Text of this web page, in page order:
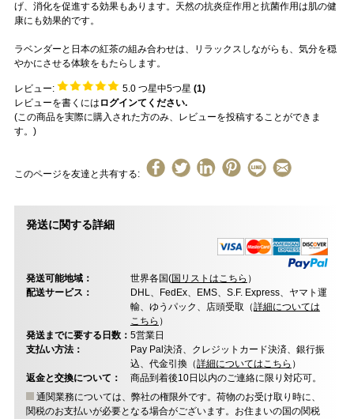
げ、消化を促進する効果もあります。天然の抗炎症作用と抗菌作用は肌の健
康にも効果的です。
ラベンダーと日本の紅茶の組み合わせは、リラックスしながらも、気分を穏
やかにさせる体験をもたらします。
レビュー: 5.0つ星中5つ星 (1)
レビューを書くには ログインてください.
(この商品を実際に購入された方のみ、レビューを投稿することができま
す。)
このページを友達と共有する:
発送に関する詳細
発送可能地域： 世界各国(国リストはこちら ）
配送サービス：
DHL、FedEx、EMS、S.F. Express、ヤマト運
輸、ゆうパック、店頭受取（詳細については
こちら ）
発送までに要する日数： 5営業日
支払い方法：
Pay Pal決済、クレジットカード決済、銀行振
込、代金引換（詳細についてはこちら ）
返金と交換について：
商品到着後10日以内のご連絡に限り対応可。
通関業務については、弊社の権限外です。荷物のお受け取り時に、
関税のお支払いが必要となる場合がございます。お住まいの国の関税